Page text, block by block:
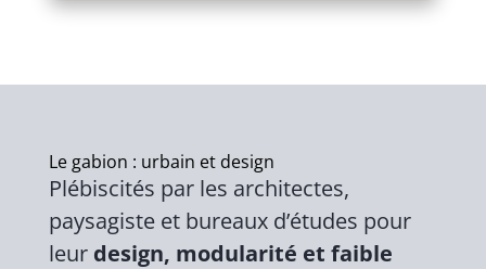
Le gabion : urbain et design
Plébiscités par les architectes,
paysagiste et bureaux d’études pour
leur design, modularité et faible